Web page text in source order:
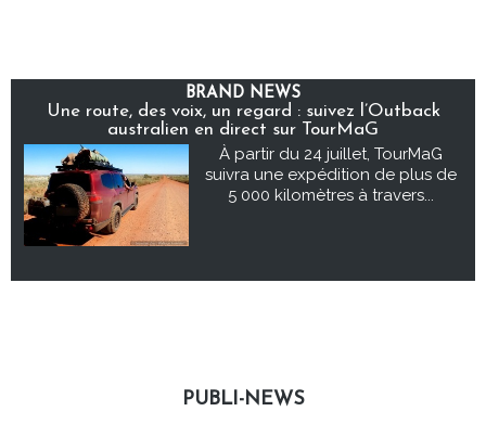
BRAND NEWS
Une route, des voix, un regard : suivez l’Outback
australien en direct sur TourMaG
À partir du 24 juillet, TourMaG
suivra une expédition de plus de
5 000 kilomètres à travers...
PUBLI-NEWS